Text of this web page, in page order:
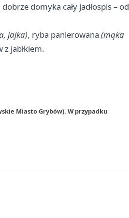
domyka cały jadłospis – od
jajka), ryba panierowana (mąka
z jabłkiem.
Miasto Grybów). W przypadku